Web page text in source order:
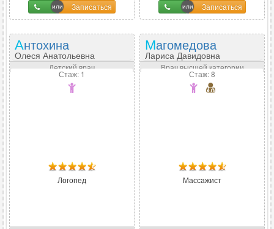
Записаться Записаться
Антохина
Олеся Анатольевна
Детский врач
Стаж: 1
Логопед
Магомедова
Лариса Давидовна
Врач высшей категории
Стаж: 8
Массажист